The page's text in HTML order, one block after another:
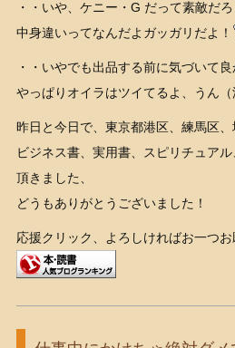
・・いや、ケニー・G だって素敵だろ
中身違いってなんだよガッガリだよ！
・・いやでも出品する前に気づいて良
やっぱりオイラはツイてるよ、うん（
昨日と今日で、東京都港区、練馬区、
ビジネス書、実用書、スピリチュア
頂きました、
どうもありがとうございました！
応援クリック、よろしければお一つお